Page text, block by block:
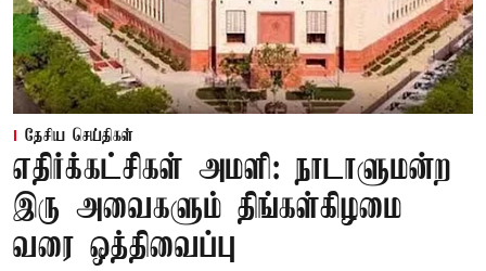
தேசிய செய்திகள்
எதிர்க்கட்சிகள் அமளி: நாடாளுமன்ற
இரு அவைகளும் திங்கள்கிழமை
வரை ஒத்திவைப்பு